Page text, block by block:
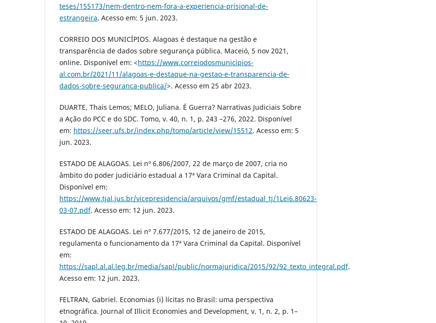
teses/155173/nem-dentro-nem-fora-a-experiencia-prisional-de-
estrangeira. Acesso em: 5 jun. 2023.
CORREIO DOS MUNICÍPIOS. Alagoas é destaque na gestão e
transparência de dados sobre segurança pública. Maceió, 5 nov 2021,
online. Disponível em: <https://www.correiodosmunicipios-
al.com.br/2021/11/alagoas-e-destaque-na-gestao-e-transparencia-de-
dados-sobre-seguranca-publica/>. Acesso em 25 abr 2023.
DUARTE, Thais Lemos; MELO, Juliana. É Guerra? Narrativas Judiciais Sobre
a Ação do PCC e do SDC. Tomo, v. 40, n. 1, p. 243 –276, 2022. Disponível
em: https://seer.ufs.br/index.php/tomo/article/view/15512. Acesso em: 5
jun. 2023.
ESTADO DE ALAGOAS. Lei nº 6.806/2007, 22 de março de 2007, cria no
âmbito do poder judiciário estadual a 17ª Vara Criminal da Capital.
Disponível em:
https://www.tjal.jus.br/vicepresidencia/arquivos/gmf/estadual_tj/1Lei6.80623-
03-07.pdf. Acesso em: 12 jun. 2023.
ESTADO DE ALAGOAS. Lei nº 7.677/2015, 12 de janeiro de 2015,
regulamenta o funcionamento da 17ª Vara Criminal da Capital. Disponível
em:
https://sapl.al.al.leg.br/media/sapl/public/normajuridica/2015/92/92_texto_integral.pdf.
Acesso em: 12 jun. 2023.
FELTRAN, Gabriel. Economias (i) lícitas no Brasil: uma perspectiva
etnográfica. Journal of Illicit Economies and Development, v. 1, n. 2, p. 1–